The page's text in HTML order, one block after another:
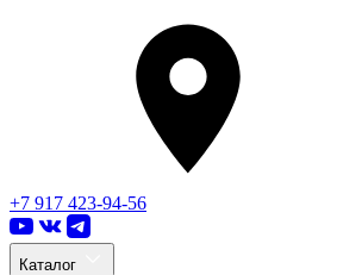
+7 917 423-94-56
Каталог